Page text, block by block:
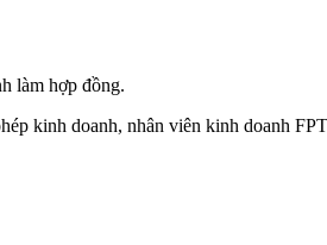
làm hợp đồng.
kinh doanh, nhân viên kinh doanh